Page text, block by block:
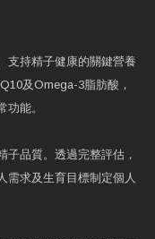
支持精子健康的關鍵營養
及Omega-3脂肪酸，
能。
子品質。透過完整評估，
需求及生育目標制定個人